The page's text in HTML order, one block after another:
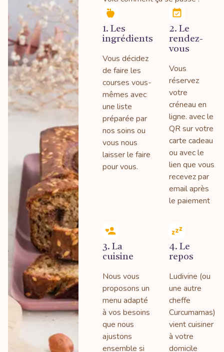
1. Les
ingrédients
Vous décidez
de faire les
courses vous-
mêmes avec
une liste
préparée par
nos soins ou
vous nous
laisser le faire
pour vous.
2. Le
rendez-
vous
Vous
réservez
votre
créneau en
ligne. avec le
QR sur votre
carte cadeau
ou avec le
lien que vous
recevez par
email après
le paiement
3. La
cuisine
Nous vous
proposons un
menu adapté
à vos besoins
que nous
ajustons
ensemble si
4. Le
repos
Ludivine (ou
une autre
cheffe
Curcumamas)
vient cuisiner
à votre
domicile